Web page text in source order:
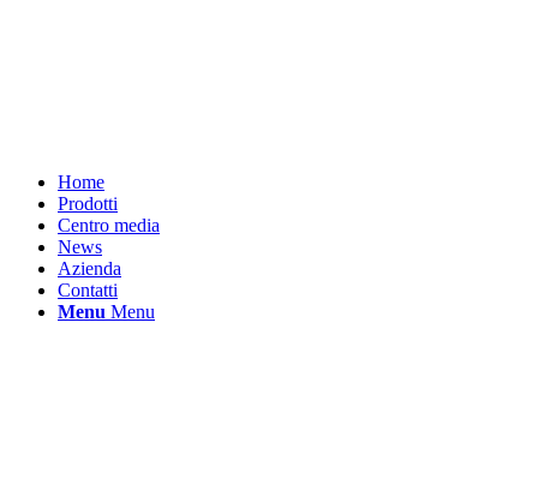
Home
Prodotti
Centro media
News
Azienda
Contatti
Menu Menu